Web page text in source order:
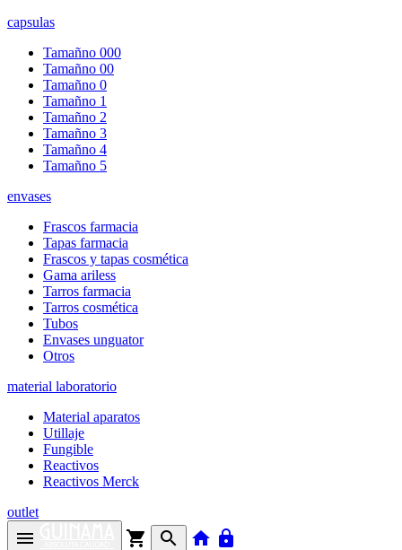
capsulas
Tamañno 000
Tamañno 00
Tamañno 0
Tamañno 1
Tamañno 2
Tamañno 3
Tamañno 4
Tamañno 5
envases
Frascos farmacia
Tapas farmacia
Frascos y tapas cosmética
Gama ariless
Tarros farmacia
Tarros cosmética
Tubos
Envases unguator
Otros
material laboratorio
Material aparatos
Utillaje
Fungible
Reactivos
Reactivos Merck
outlet
menu shopping_cart search home lock